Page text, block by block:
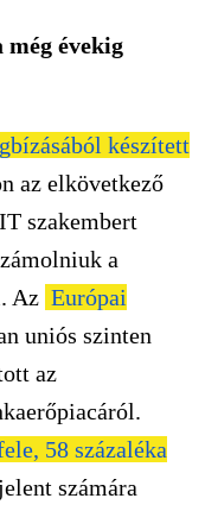
évekig
készített
az elkövetkező
szakembert
a
Az Európai
uniós szinten
az
58 százaléka
számára